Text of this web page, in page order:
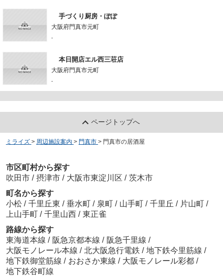
手づくり厨房・ぽぽ
大阪府門真市元町
-
本日開店エル西三荘店
大阪府門真市元町
-
ページトップへ
ミライズ > 周辺施設案内 > 門真市 > 門真市の居酒屋
市区町村から探す
吹田市 / 摂津市 / 大阪市東淀川区 / 茨木市
町名から探す
小松 / 千里丘東 / 垂水町 / 泉町 / 山手町 / 千里丘 / 片山町 /
上山手町 / 千里山西 / 東正雀
路線から探す
東海道本線 / 阪急京都本線 / 阪急千里線 /
大阪モノレール本線 / 北大阪急行電鉄 / 地下鉄今里筋線 /
地下鉄御堂筋線 / おおさか東線 / 大阪モノレール彩都 /
地下鉄谷町線